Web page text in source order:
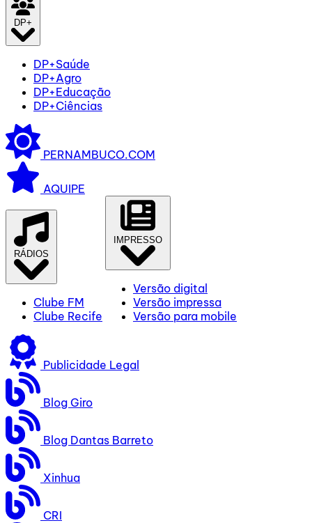
DP+
DP+Saúde
DP+Agro
DP+Educação
DP+Ciências
PERNAMBUCO.COM
AQUIPE
RÁDIOS
Clube FM
Clube Recife
IMPRESSO
Versão digital
Versão impressa
Versão para mobile
Publicidade Legal
Blog Giro
Blog Dantas Barreto
Xinhua
CRI